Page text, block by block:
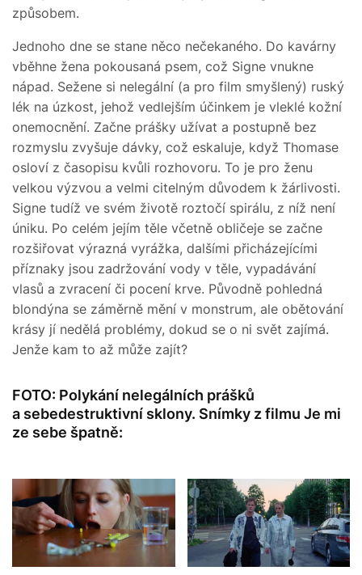
způsobem.
Jednoho dne se stane něco nečekaného. Do kavárny
vběhne žena pokousaná psem, což Signe vnukne
nápad. Sežene si nelegální (a pro film smyšlený) ruský
lék na úzkost, jehož vedlejším účinkem je vleklé kožní
onemocnění. Začne prášky užívat a postupně bez
rozmyslu zvyšuje dávky, což eskaluje, když Thomase
osloví z časopisu kvůli rozhovoru. To je pro ženu
velkou výzvou a velmi citelným důvodem k žárlivosti.
Signe tudíž ve svém životě roztočí spirálu, z níž není
úniku. Po celém jejím těle včetně obličeje se začne
rozšiřovat výrazná vyrážka, dalšími přicházejícími
příznaky jsou zadržování vody v těle, vypadávání
vlasů a zvracení či pocení krve. Původně pohledná
blondýna se záměrně mění v monstrum, ale obětování
krásy jí nedělá problémy, dokud se o ni svět zajímá.
Jenže kam to až může zajít?
FOTO: Polykání nelegálních prášků
a sebedestruktivní sklony. Snímky z filmu Je mi
ze sebe špatně: